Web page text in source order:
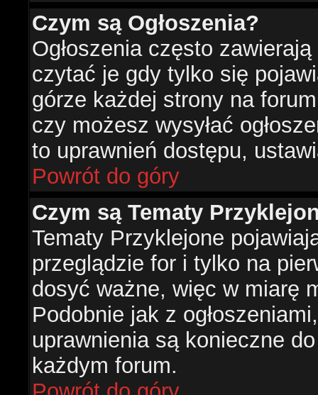
Czym są Ogłoszenia?
Ogłoszenia często
czytać je gdy tylko się
górze każdej strony na
czy możesz wysyłać
to uprawnień dostępu,
Powrót do góry
Czym są Tematy
Tematy Przyklejone
przeglądzie for i tylko na
dosyć ważne, więc w miarę
Podobnie jak z
uprawnienia są konieczne
każdym forum.